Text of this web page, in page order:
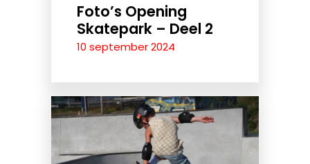
Foto’s Opening
Skatepark – Deel 2
10 september 2024